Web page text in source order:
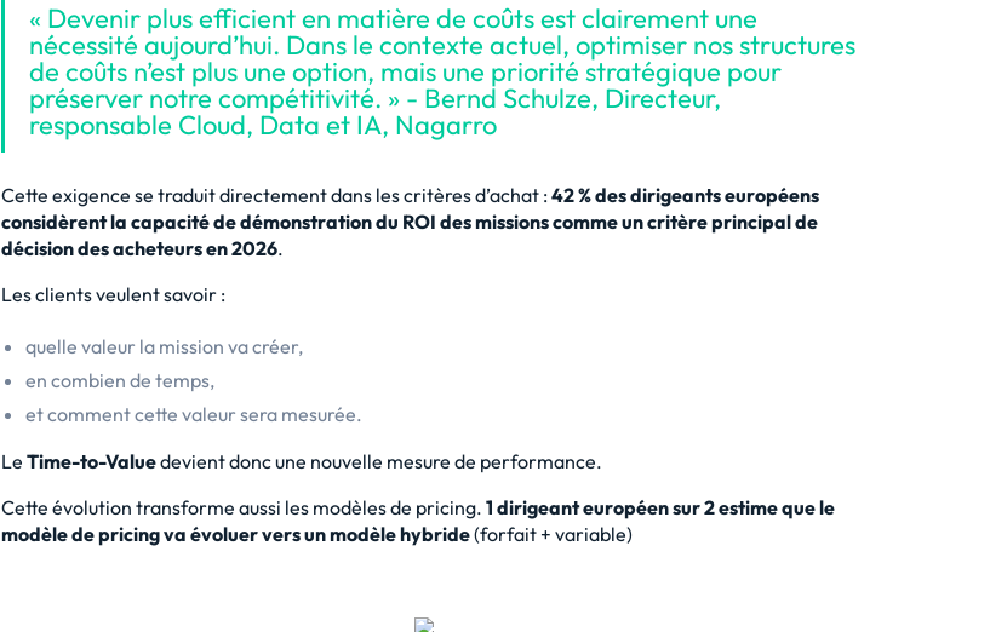
« Devenir plus efficient en matière de coûts est clairement une
nécessité aujourd’hui. Dans le contexte actuel, optimiser nos structures
de coûts n’est plus une option, mais une priorité stratégique pour
préserver notre compétitivité. » - Bernd Schulze, Directeur,
responsable Cloud, Data et IA, Nagarro
Cette exigence se traduit directement dans les critères d’achat :42 % des dirigeants européens
considèrent la capacité de démonstration du ROI des missions comme un critère principal de
décision des acheteurs en 2026.
Les clients veulent savoir :
quelle valeur la mission va créer,
en combien de temps,
et comment cette valeur sera mesurée.
Le Time-to-Valuedevient donc une nouvelle mesure de performance.
Cette évolution transforme aussi les modèles de pricing. 1 dirigeant européen sur 2 estime que le
modèle de pricing va évoluer vers un modèle hybride(forfait + variable)